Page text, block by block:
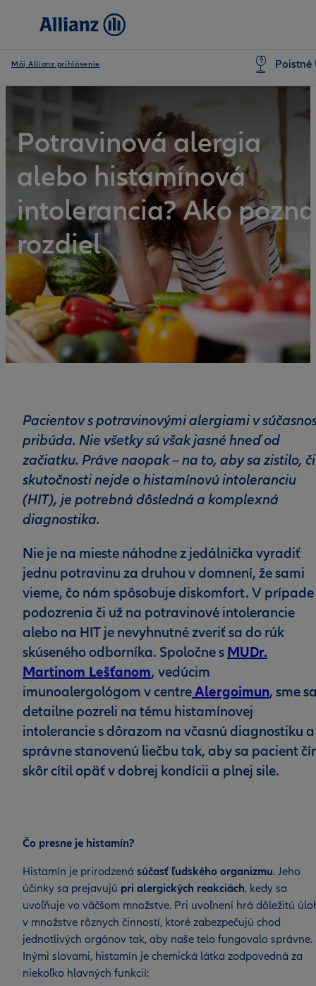
Môj Allianz prihlásenie Poistné
Potravinová alergia
alebo histamínová
intolerancia? Ako
rozdiel
Pacientov s potravinovými alergiami v
pribúda. Nie všetky sú však jasné hneď od
začiatku. Práve naopak – na to, aby sa zistilo,
skutočnosti nejde o histamínovú intoleranciu
(HIT), je potrebná dôsledná a komplexná
diagnostika.
Nie je na mieste náhodne z jedálnička vyradiť
jednu potravinu za druhou v domnení, že sami
vieme, čo nám spôsobuje diskomfort. V prípade
podozrenia či už na potravinové intolerancie
alebo na HIT je nevyhnutné zveriť sa do rúk
skúseného odborníka. Spoločne s MUDr.
Martinom Lešťanom, vedúcim
imunoalergológom v centreAlergoimun, sme
detailne pozreli na tému histamínovej
intolerancie s dôrazom na včasnú diagnostiku a
správne stanovenú liečbu tak, aby sa pacient
skôr cítil opäť v dobrej kondícii a plnej sile.
Čo presne je histamín?
Histamín je prirodzená súčasť ľudského organizmu. Jeho
účinky sa prejavujú pri alergických reakciách, kedy sa
uvoľňuje vo väčšom množstve. Pri uvoľnení hrá dôležitú
v množstve rôznych činností, ktoré zabezpečujú chod
jednotlivých orgánov tak, aby naše telo fungovalo správne.
Inými slovami, histamín je chemická látka zodpovedná za
niekoľko hlavných funkcií: